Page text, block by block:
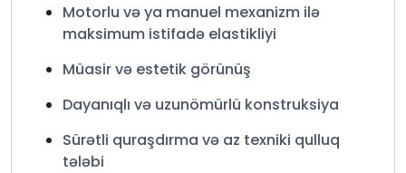
Motorlu və ya manuel mexanizm ilə
maksimum istifadə elastikliyi
Müasir və estetik görünüş
Dayanıqlı və uzunömürlü konstruksiya
Sürətli quraşdırma və az texniki qulluq
tələbi